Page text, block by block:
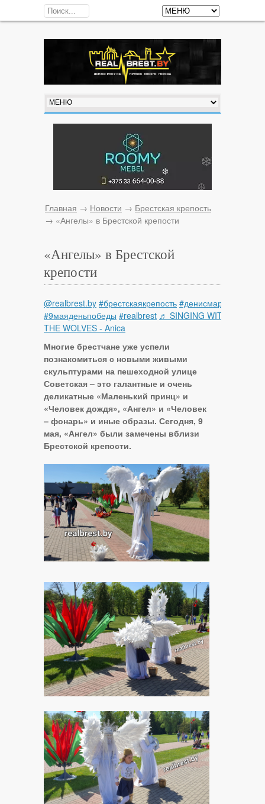
Главная → Новости → Брестская крепость
→ «Ангелы» в Брестской крепости
«Ангелы» в Брестской
крепости
@realbrest.by #брестскаякрепость #денисмарук
#9маяденьпобеды #realbrest ♬ SINGING WITH
THE WOLVES - Anica
Многие брестчане уже успели
познакомиться с новыми живыми
скульптурами на пешеходной улице
Советская – это галантные и очень
деликатные «Маленький принц» и
«Человек дождя», «Ангел» и «Человек
– фонарь» и иные образы. Сегодня, 9
мая, «Ангел» были замечены вблизи
Брестской крепости.